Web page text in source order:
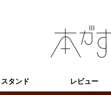
スタンド レビュー